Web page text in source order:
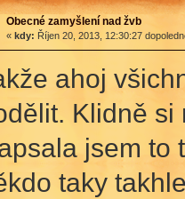
Obecné zamyšlení nad žvb
« kdy: Říjen 20, 2013, 12:30:27
ahoj
Klidně
jsem to
taky